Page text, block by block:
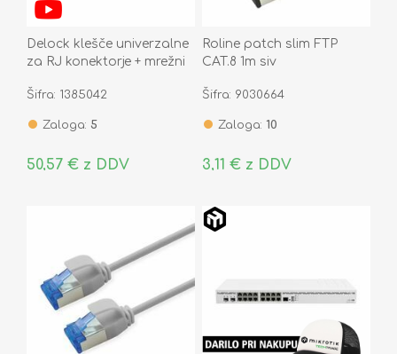
Delock klešče univerzalne
za RJ konektorje + mrežni
Šifra: 1385042
Zaloga: 5
50,57 € z DDV
Roline patch slim FTP
CAT.8 1m siv
Šifra: 9030664
Zaloga: 10
3,11 € z DDV